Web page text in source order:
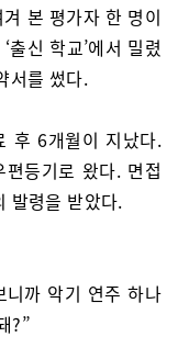
본 평가자 한 명이
신 학교’에서 밀렸
서를 썼다.
후 6개월이 지났다.
등기로 왔다. 면접
발령을 받았다.
까 악기 연주 하나
?”